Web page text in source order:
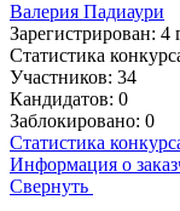
Валерия Падиаури
Зарегистрирован: 4
Статистика
Участников: 34
Кандидатов: 0
Заблокировано: 0
Статистика
Информация о
Свернуть